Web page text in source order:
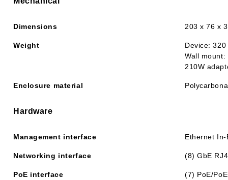
Dimensions 203 x 76 x
Weight
Device:
Wall
210W
Enclosure material
Hardware
Management interface Ethernet In-
Networking interface (8) GbE
PoE interface
(7) PoE/